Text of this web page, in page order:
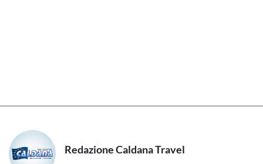
Redazione Caldana Travel